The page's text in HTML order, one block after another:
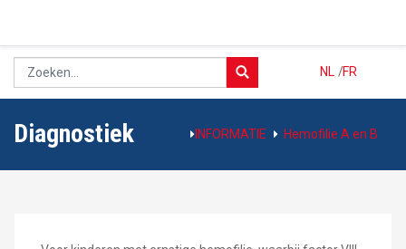
NL FR
/
Diagnostiek INFORMATIE Hemofilie A en B